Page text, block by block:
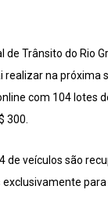
de Trânsito do Rio
realizar na próxima
com 104 lotes
300.
de veículos são
para